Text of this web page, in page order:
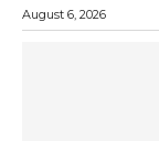
August 6, 2026